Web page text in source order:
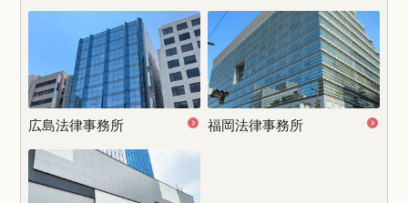
広島法律事務所 福岡法律事務所